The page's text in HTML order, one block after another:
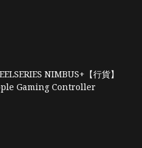
NIMBUS+【行貨】
Gaming Controller